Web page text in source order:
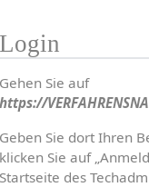
Login
Gehen Sie auf
https://
Geben Sie dort Ihren
klicken Sie auf
Startseite des